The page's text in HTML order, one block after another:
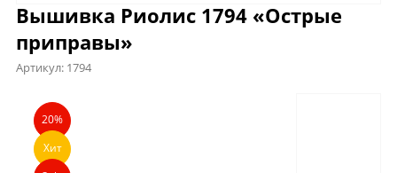
Вышивка Риолис 1794 «Острые
приправы»
Артикул: 1794
Описание
20%
Хит